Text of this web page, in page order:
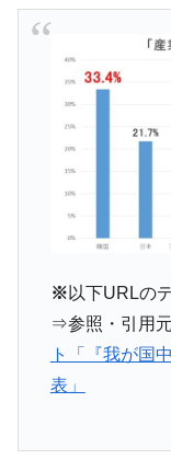
Fact1
Fact1 今話題の
Fact1
Fact1
Fact1 平成仮面
発表から
日本人マ
だった選手とは？
Fact1
ている意外な選手
セレクト
※ 以下URLの
⇒参照・引用元
ト「『我が国
表」